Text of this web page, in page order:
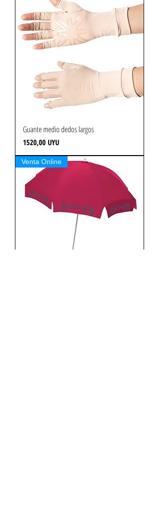
Guante medio dedos largos
Precio
1520,00 UYU
Venta Online